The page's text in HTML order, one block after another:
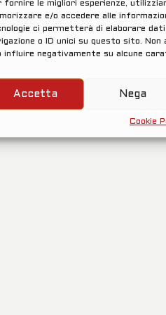
fornire le migliori esperienze,
e/o accedere alle
ci permetterà di elaborare
o ID unici su questo sito.
influire negativamente su alcune
Accetta Nega
Cookie